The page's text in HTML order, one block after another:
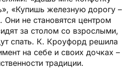
«Купишь железную дорогу –
Они не становятся центром
за столом со взрослыми,
спать. К. Кроуфорд решила
на себе и своих дочках –
традиции.